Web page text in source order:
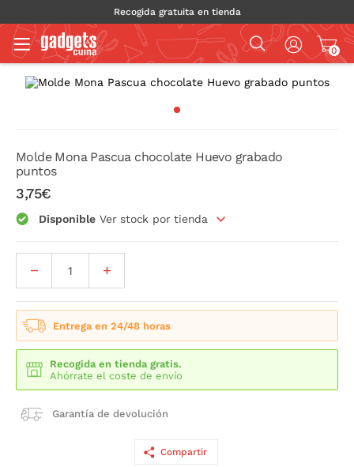
Recogida gratuita en tienda
0
Molde Mona Pascua chocolate Huevo grabado
puntos
3,75€
Disponible Ver stock por tienda
Entrega en 24/48 horas
Recogida en tienda gratis.
Ahórrate el coste de envío
Garantía de devolución
Compartir